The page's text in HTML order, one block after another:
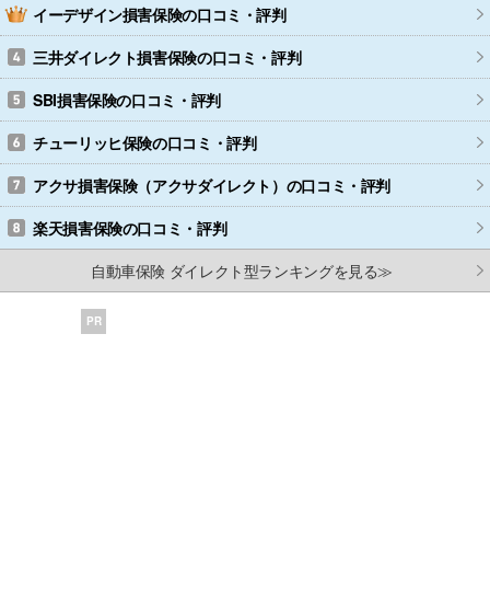
イーデザイン損害保険の口コミ・評判
三井ダイレクト損害保険の口コミ・評判
SBI損害保険の口コミ・評判
チューリッヒ保険の口コミ・評判
アクサ損害保険（アクサダイレクト） の口コミ・評判
楽天損害保険の口コミ・評判
自動車保険 ダイレクト型ランキングを見る≫
PR